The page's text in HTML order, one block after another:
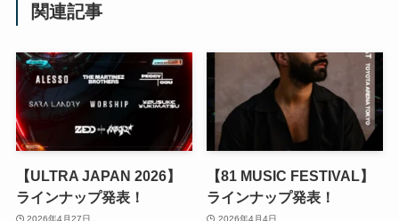
関連記事
【ULTRA JAPAN 2026】
ラインナップ発表！
2026年4月27日
【81 MUSIC FESTIVAL】
ラインナップ発表！
2026年4月4日